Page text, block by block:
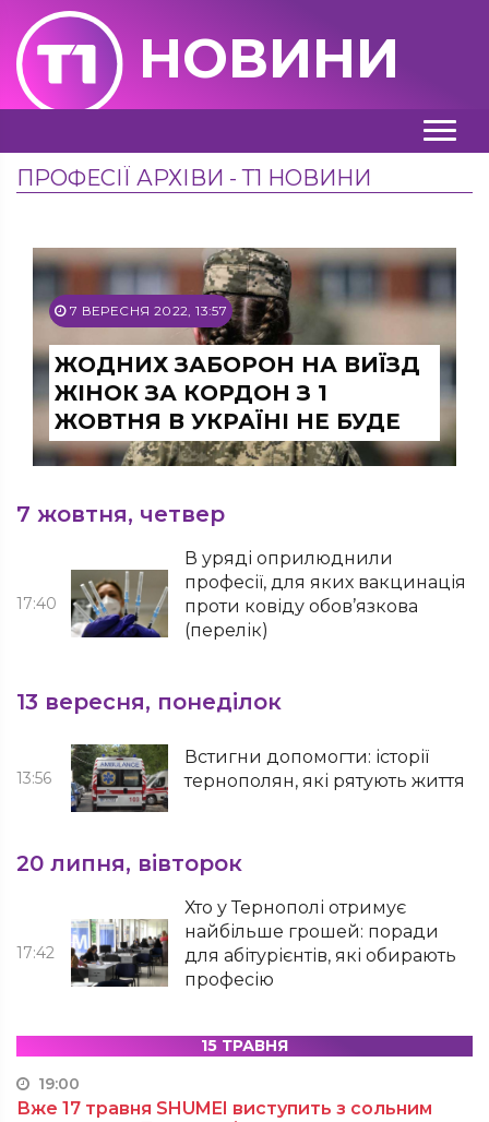
НОВИНИ
ПРОФЕСІЇ АРХІВИ - Т1 НОВИНИ
7 ВЕРЕСНЯ 2022, 13:57
ЖОДНИХ ЗАБОРОН НА ВИЇЗД
ЖІНОК ЗА КОРДОН З 1
ЖОВТНЯ В УКРАЇНІ НЕ БУДЕ
7 жовтня, четвер
17:40
В уряді оприлюднили
професії, для яких вакцинація
проти ковіду обов’язкова
(перелік)
13 вересня, понеділок
13:56
Встигни допомогти: історії
тернополян, які рятують життя
20 липня, вівторок
17:42
Хто у Тернополі отримує
найбільше грошей: поради
для абітурієнтів, які обирають
професію
15 ТРАВНЯ
19:00
Вже 17 травня SHUMEI виступить з сольним